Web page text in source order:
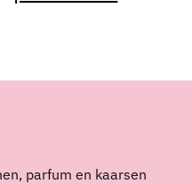
parfum en kaarsen